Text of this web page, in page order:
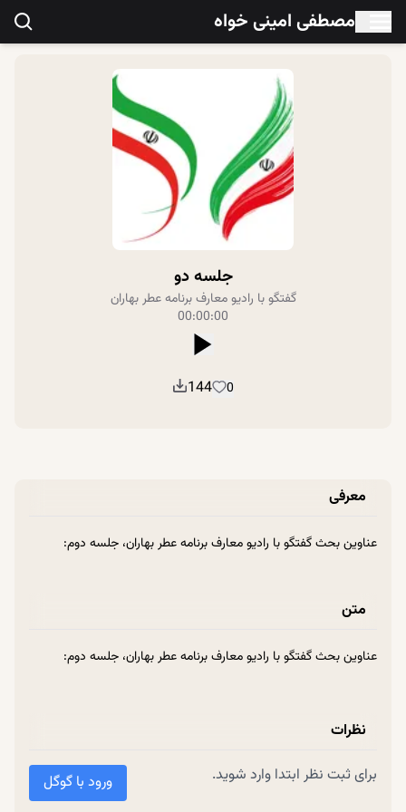
مصطفی امینی خواه
جلسه دو
گفتگو با رادیو معارف برنامه عطر بهاران
00:00:00
0
144
معرفی
عناوین بحث گفتگو با رادیو معارف برنامه عطر بهاران، جلسه دوم:
متن
عناوین بحث گفتگو با رادیو معارف برنامه عطر بهاران، جلسه دوم:
نظرات
برای ثبت نظر ابتدا وارد شوید.
ورود با گوگل